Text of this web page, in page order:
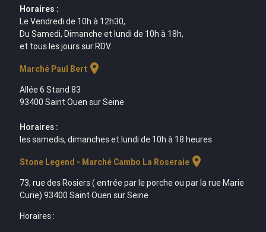
Horaires :
Le Vendredi de 10h à 12h30,
Du Samedi, Dimanche et lundi de 10h à 18h,
et tous les jours sur RDV.
Marché Paul Bert location_on
Allée 6 Stand 83
93400 Saint Ouen sur Seine
Horaires :
les samedis, dimanches et lundi de 10h à 18 heures
Stone Legend - Marché Cambo La Roseraielocation_on
73, rue des Rosiers ( entrée par le porche ou par la rue Marie
Curie) 93400 Saint Ouen sur Seine
Horaires :